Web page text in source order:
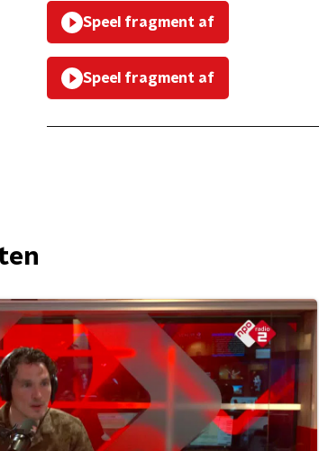
Speel fragment af
Speel fragment af